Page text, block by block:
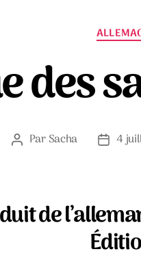
des
Auteur
ParSacha
Date
4
de